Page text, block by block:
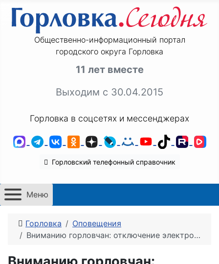
Общественно-информационный портал
городского округа Горловка
11 лет вместе
Выходим с 30.04.2015
Горловка в соцсетях и мессенджерах
MAXTelegram
ВКонтакте
Одноклассники
ДзенLiveJournal
Мой Мир
YouTube
TikTok
Горловский телефонный справочник
Меню
Горловка
Оповещения
Вниманию горловчан: отключение электроэнергии